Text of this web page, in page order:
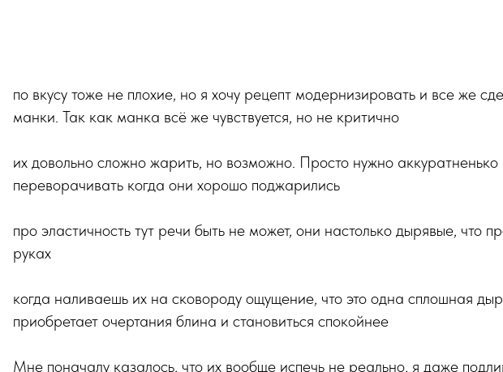
по вкусу тоже не плохие, но я хочу рецепт модернизировать и все же
манки. Так как манка всё же чувствуется, но не критично
их довольно сложно жарить, но возможно. Просто нужно аккуратненько
переворачивать когда они хорошо поджарились
про эластичность тут речи быть не может, они настолько дырявые, что
руках
когда наливаешь их на сковороду ощущение, что это одна сплошная
приобретает очертания блина и становиться спокойнее
Мне поначалу казалось, что их вообще испечь не реально, я даже